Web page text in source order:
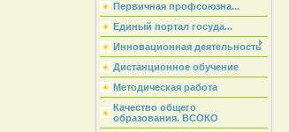
Первичная профсоюзна...
Единый портал госуда...
Инновационная деятельность
Дистанционное обучение
Методическая работа
Качество общего
образования. ВСОКО